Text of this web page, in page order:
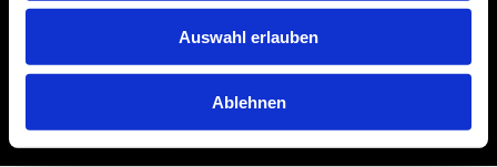
Auswahl erlauben
Ablehnen